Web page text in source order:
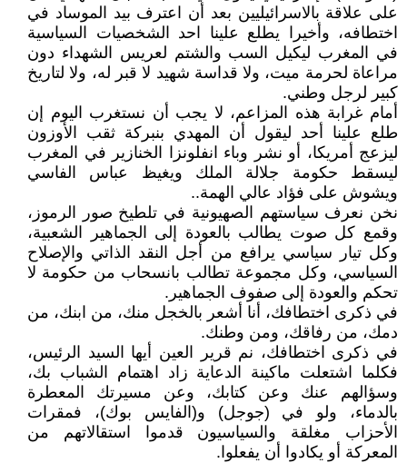
على علاقة بالاسرائيليين بعد أن اعترف بيد الموساد في
اختطافه، وأخيرا يطلع علينا احد الشخصيات السياسية
في المغرب ليكيل السب والشتم لعريس الشهداء دون
مراعاة لحرمة ميت، ولا قداسة شهيد لا قبر له، ولا لتاريخ
كبير لرجل وطني.
أمام غرابة هذه المزاعم، لا يجب أن نستغرب اليوم إن
طلع علينا أحد ليقول أن المهدي بنبركة ثقب الأوزون
ليزعج أمريكا، أو نشر وباء انفلونزا الخنازير في المغرب
ليسقط حكومة جلالة الملك ويغيظ عباس الفاسي
ويشوش على فؤاد عالي الهمة..
نخن نعرف سياستهم الصهيونية في تلطيخ صور الرموز،
وقمع كل صوت يطالب بالعودة إلى الجماهير الشعبية،
وكل تيار سياسي يرافع من أجل النقد الذاتي والإصلاح
السياسي، وكل مجموعة تطالب بانسحاب من حكومة لا
تحكم والعودة إلى صفوف الجماهير.
في ذكرى اختطافك، أنا أشعر بالخجل منك، من ابنك، من
دمك، من رفاقك، ومن وطنك.
في ذكرى اختطافك، نم قرير العين أيها السيد الرئيس،
فكلما اشتعلت ماكينة الدعاية زاد اهتمام الشباب بك،
وسؤالهم عنك وعن كتابك، وعن مسيرتك المعطرة
بالدماء، ولو في (جوجل) و(الفايس بوك)، فمقرات
الأحزاب مغلقة والسياسيون قدموا استقالاتهم من
المعركة أو يكادوا أن يفعلوا.